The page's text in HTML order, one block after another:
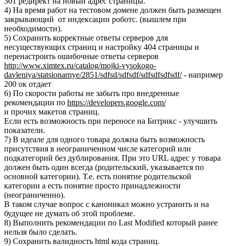
4) На время работ на тестовом домене должен быть размещен
закрывающий от индексации роботс. (вышлем при
необходимости).
5) Сохранить корректные ответы серверов для
несуществующих страниц и настройку 404 страницы и
перенастроить ошибочные ответы серверов
http://www.ximtex.ru/catalog/mojki-vysokogo-
davleniya/statsionarnye/2851/sdfsd/sdfsdf/sdfsdfsdfsdf/- например
200 ок отдает
6) По скорости работы не забыть про внедренные
рекомендации по https://developers.google.com/
и прочих макетов страниц.
Если есть возможность при переносе на Битрикс - улучшить
показатели.
7) В идеале для одного товара должна быть возможность
присутствия в неограниченном числе категорий или
подкатегорий без дублирования. При это URL адрес у товара
должен быть один всегда (родительский, указывается по
основной категории). Т.е. есть понятие родительской
категории а есть понятие просто принадлежности
(неограниченно).
В таком случае вопрос с каноникал можно устранить и на
будущее не думать об этой проблеме.
8) Выполнить рекомендации по Last Modified который ранее
нельзя было сделать.
9) Сохранить валидность html кода страниц.